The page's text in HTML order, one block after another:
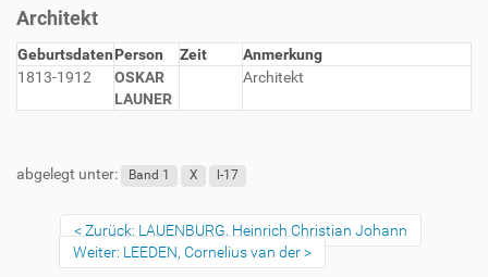
Architekt
GeburtsdatenPerson Zeit
Anmerkung
1813-1912
OSKAR
LAUNER
Architekt
abgelegt unter: Band 1 X l-17
Zurück: LAUENBURG, Heinrich Christian Johann
Weiter: LEEDEN, Cornelius van der